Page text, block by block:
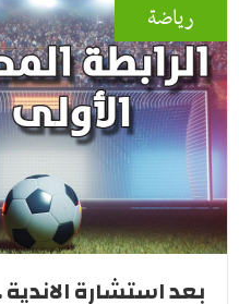
رياضة
بعد استشارة الاندية